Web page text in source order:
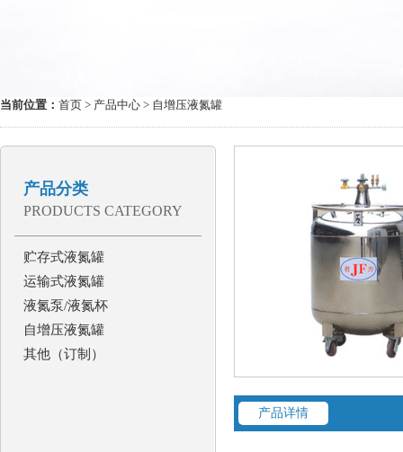
当前位置： 首页 > 产品中心 > 自增压液氮罐
产品分类
PRODUCTS CATEGORY
贮存式液氮罐
运输式液氮罐
液氮泵/液氮杯
自增压液氮罐
其他（订制）
产品详情